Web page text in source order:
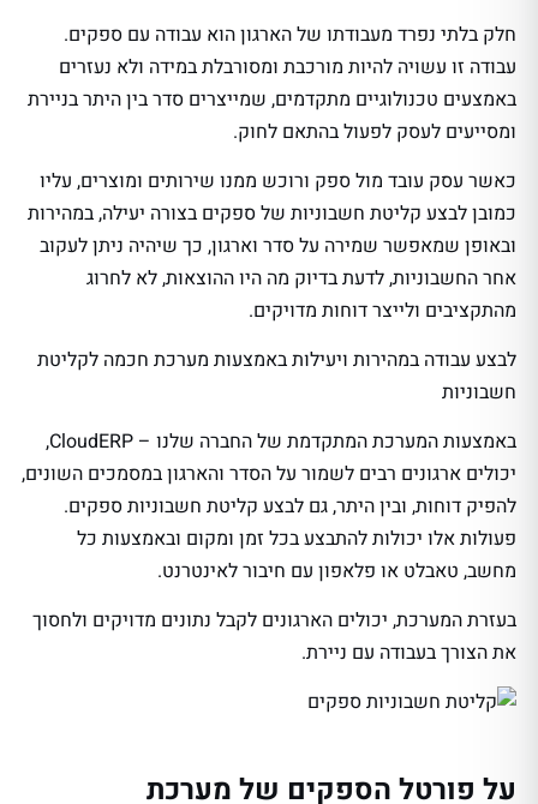
חלק בלתי נפרד מעבודתו של הארגון הוא עבודה עם ספקים.
עבודה זו עשויה להיות מורכבת ומסורבלת במידה ולא נעזרים
באמצעים טכנולוגיים מתקדמים, שמייצרים סדר בין היתר בניירת
ומסייעים לעסק לפעול בהתאם לחוק.
כאשר עסק עובד מול ספק ורוכש ממנו שירותים ומוצרים, עליו
כמובן לבצע קליטת חשבוניות של ספקים בצורה יעילה, במהירות
ובאופן שמאפשר שמירה על סדר וארגון, כך שיהיה ניתן לעקוב
אחר החשבוניות, לדעת בדיוק מה היו ההוצאות, לא לחרוג
מהתקציבים ולייצר דוחות מדויקים.
לבצע עבודה במהירות ויעילות באמצעות מערכת חכמה לקליטת
חשבוניות
באמצעות המערכת המתקדמת של החברה שלנו – CloudERP,
יכולים ארגונים רבים לשמור על הסדר והארגון במסמכים השונים,
להפיק דוחות, ובין היתר, גם לבצע קליטת חשבוניות ספקים.
פעולות אלו יכולות להתבצע בכל זמן ומקום ובאמצעות כל
מחשב, טאבלט או פלאפון עם חיבור לאינטרנט.
בעזרת המערכת, יכולים הארגונים לקבל נתונים מדויקים ולחסוך
את הצורך בעבודה עם ניירת.
על פורטל הספקים של מערכת